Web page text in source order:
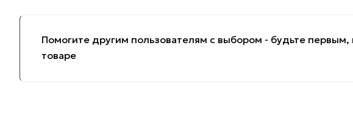
Помогите другим пользователям с выбором - будьте
товаре